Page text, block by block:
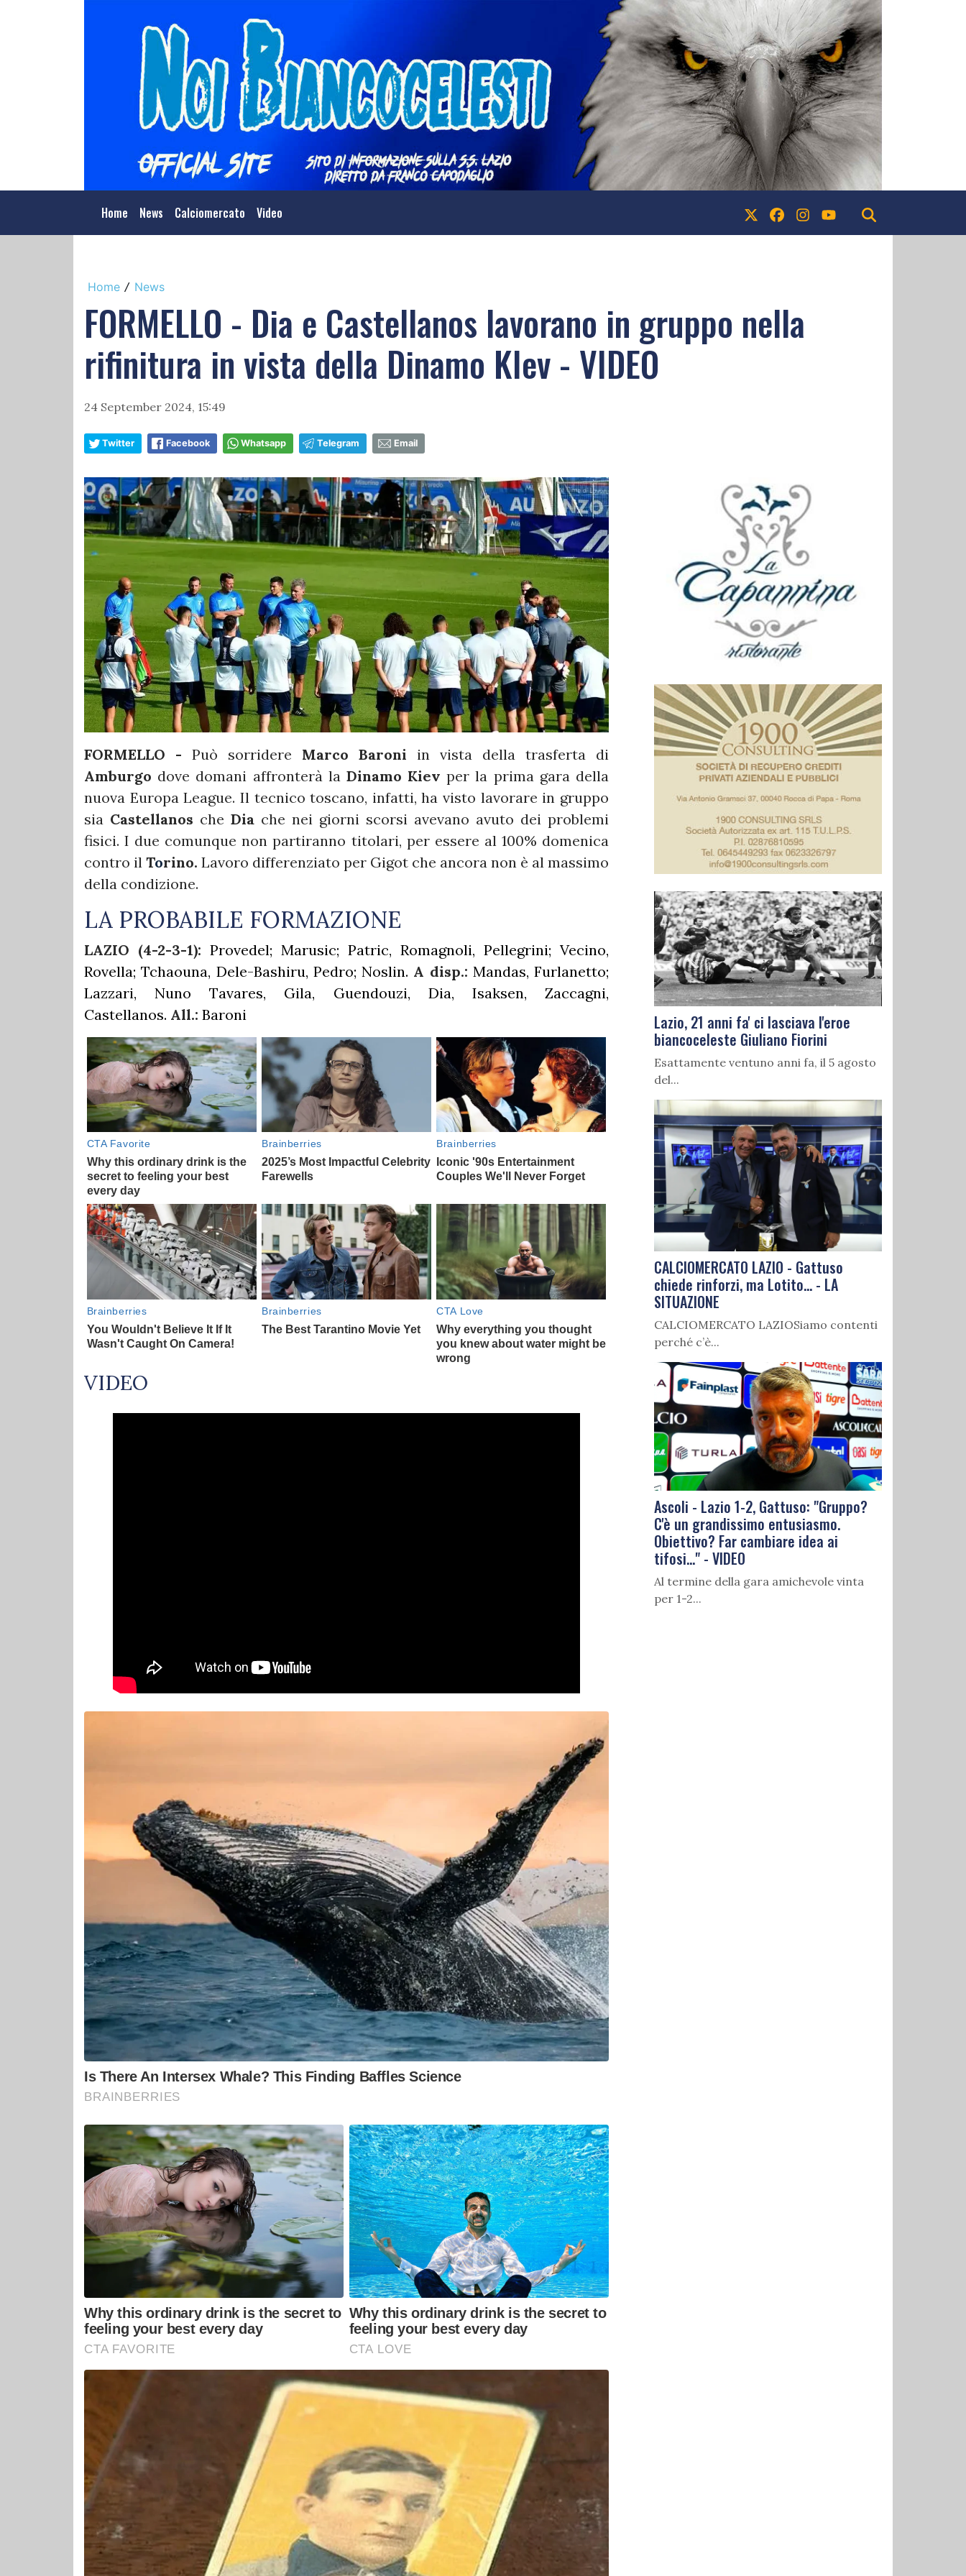
Home News Calciomercato Video
Home / News
FORMELLO - Dia e Castellanos lavorano in gruppo nella
rifinitura in vista della Dinamo KIev - VIDEO
24 September 2024, 15:49
Twitter Facebook Whatsapp Telegram Email
FORMELLO - Può sorridere Marco Baroni in vista della trasferta di
Amburgo dove domani affronterà la Dinamo Kievper la prima gara della
nuova Europa League. Il tecnico toscano, infatti, ha visto lavorare in gruppo
sia Castellanos che Dia che nei giorni scorsi avevano avuto dei problemi
fisici. I due comunque non partiranno titolari, per essere al 100% domenica
contro il Torino. Lavoro differenziato per Gigot che ancora non è al massimo
della condizione.
LA PROBABILE FORMAZIONE
LAZIO (4-2-3-1): Provedel; Marusic; Patric, Romagnoli, Pellegrini; Vecino,
Rovella; Tchaouna, Dele-Bashiru, Pedro; Noslin. A disp.: Mandas, Furlanetto;
Lazzari, Nuno Tavares, Gila, Guendouzi, Dia, Isaksen, Zaccagni,
Castellanos. All.: Baroni
VIDEO
Lazio, 21 anni fa' ci lasciava l'eroe
biancoceleste Giuliano Fiorini
Esattamente ventuno anni fa, il 5 agosto
del...
CALCIOMERCATO LAZIO - Gattuso
chiede rinforzi, ma Lotito... - LA
SITUAZIONE
CALCIOMERCATO LAZIOSiamo contenti
perché c’è...
Ascoli - Lazio 1-2, Gattuso: "Gruppo?
C'è un grandissimo entusiasmo.
Obiettivo? Far cambiare idea ai
tifosi..." - VIDEO
Al termine della gara amichevole vinta
per 1-2...